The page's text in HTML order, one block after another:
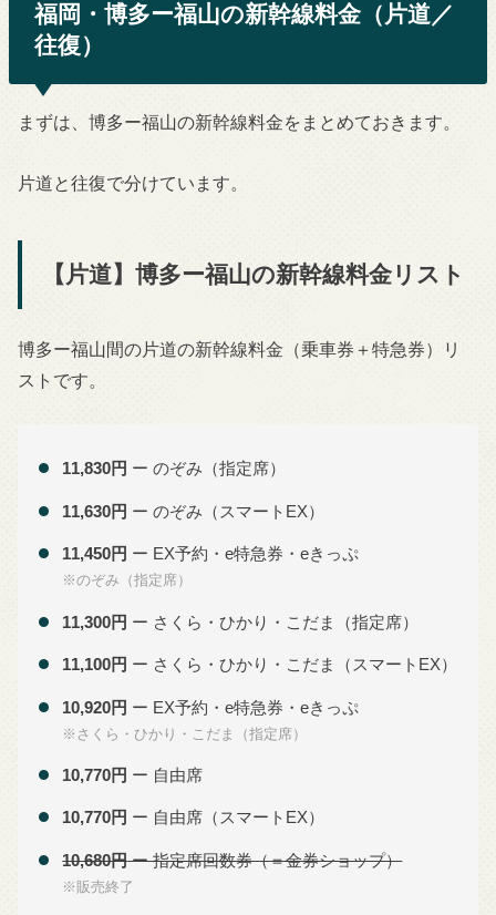
福岡・博多ー福山の新幹線料金（片道／
往復）
まずは、博多ー福山の新幹線料金をまとめておきます。
片道と往復で分けています。
【片道】博多ー福山の新幹線料金リスト
博多ー福山間の片道の新幹線料金（乗車券＋特急券）リ
ストです。
11,830円 ー のぞみ（指定席）
11,630円 ー のぞみ（スマートEX）
11,450円 ー EX予約・e特急券・eきっぷ
※のぞみ（指定席）
11,300円 ー さくら・ひかり・こだま（指定席）
11,100円 ー さくら・ひかり・こだま（スマートEX）
10,920円 ー EX予約・e特急券・eきっぷ
※さくら・ひかり・こだま（指定席）
10,770円 ー 自由席
10,770円 ー 自由席（スマートEX）
10,680円ー 指定席回数券（＝金券ショップ）
※販売終了